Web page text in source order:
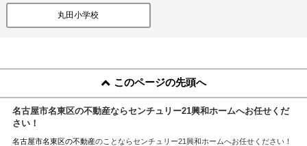
丸田小学校
このページの先頭へ
名古屋市名東区の不動産ならセンチュリー21興和ホームへお任せくだ
さい！
名古屋市名東区の不動産のことならセンチュリー21興和ホームへお任せください！